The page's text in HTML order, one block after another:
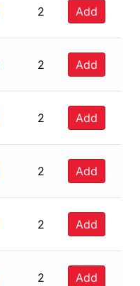
2 Add
2 Add
2 Add
2 Add
2 Add
2 Add